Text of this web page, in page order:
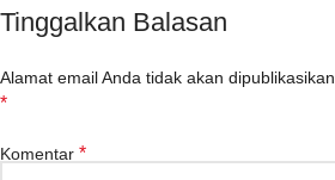
Tinggalkan Balasan
Alamat email Anda tidak akan dipublikasikan.
*
Komentar *